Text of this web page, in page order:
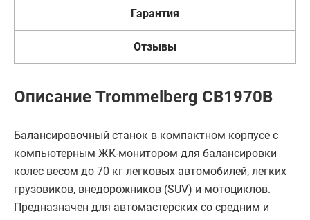
Гарантия
Отзывы
Описание Trommelberg CB1970B
Балансировочный станок в компактном корпусе с
компьютерным ЖК-монитором для балансировки
колес весом до 70 кг легковых автомобилей, легких
грузовиков, внедорожников (SUV) и мотоциклов.
Предназначен для автомастерских со средним и